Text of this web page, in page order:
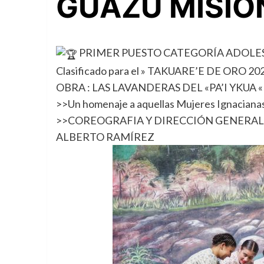
GUAZÚ
PRIMER PUESTO CATEGORÍA
Clasificado para el » TAKUARE’E DE ORO
OBRA : LAS LAVANDERAS DEL «PA’I YKUA «
>>Un homenaje a aquellas Mujeres
>>COREOGRAFIA Y DIRECCIÓN GENERAL
ALBERTO RAMÍREZ